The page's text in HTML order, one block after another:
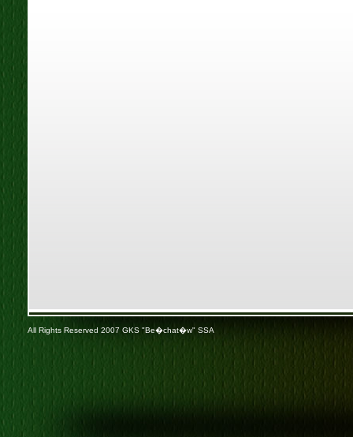
All Rights Reserved 2007 GKS "Be�chat�w" SSA